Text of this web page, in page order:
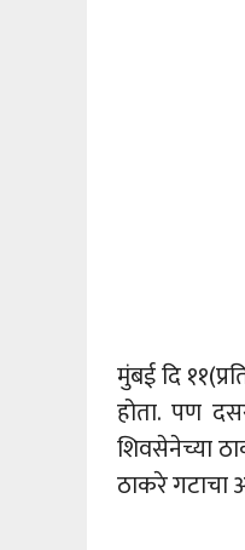
मुंबई दि
होता. पण
शिवसेनेच्या
ठाकरे